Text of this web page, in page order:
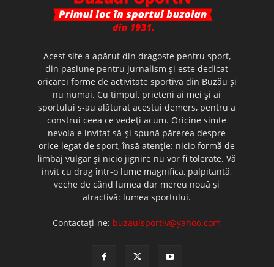
Acest site a apărut din dragoste pentru sport,
din pasiune pentru jurnalism şi este dedicat
oricărei forme de activitate sportivă din Buzău şi
nu numai. Cu timpul, prieteni ai mei şi ai
sportului s-au alăturat acestui demers, pentru a
construi ceea ce vedeţi acum. Oricine simte
nevoia e invitat să-şi spună părerea despre
orice legat de sport, însă atenţie: nicio formă de
limbaj vulgar şi nicio jignire nu vor fi tolerate. Vă
invit cu drag într-o lume magnifică, palpitantă,
veche de când lumea dar mereu nouă şi
atractivă: lumea sportului.
Contactați-ne: buzaulsportiv@yahoo.com